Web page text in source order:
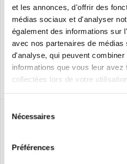
et les annonces, d'offrir des
médias sociaux et d'analyser
également des informations sur
avec nos partenaires de
d'analyse, qui peuvent
informations que vous leur avez
collectées lors de votre
Nécessaires
Préférences
Contenu1
159,00
Se